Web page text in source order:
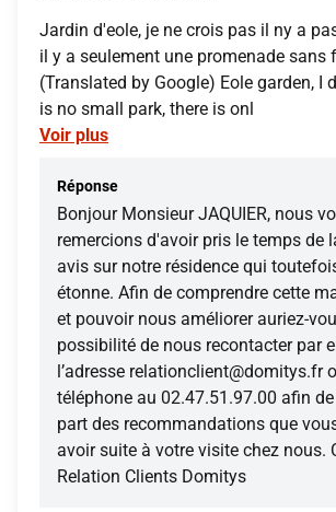
Jardin d'eole, je ne crois pas il ny a
il y a seulement une promenade sans
(Translated by Google) Eole garden, I
is no small park, there is onl
Voir plus
Réponse
Bonjour Monsieur JAQUIER, nous
remercions d'avoir pris le temps de
avis sur notre résidence qui
étonne. Afin de comprendre cette
et pouvoir nous améliorer auriez-
possibilité de nous recontacter par
l’adresse relationclient@domitys.fr
téléphone au 02.47.51.97.00 afin
part des recommandations que
avoir suite à votre visite chez nous.
Relation Clients Domitys